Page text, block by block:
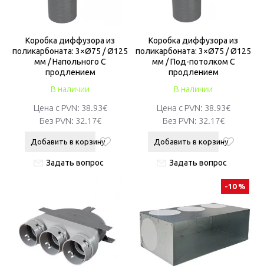
В наличии
Коробкa диффузора из
поликарбоната: 3×Ø75 / Ø125
мм / Напольного С
продлением
Цена с PVN: 38.93€
Без PVN: 32.17€
Добавить в корзину
Задать вопрос
В наличии
Коробкa диффузора из
поликарбоната: 3×Ø75 / Ø125
мм / Под-потолком С
продлением
Цена с PVN: 38.93€
Без PVN: 32.17€
Добавить в корзину
Задать вопрос
-10 %